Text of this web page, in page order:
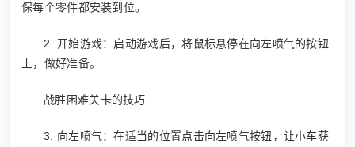
保每个零件都安装到位。
2. 开始游戏：启动游戏后，将鼠标悬停在向左喷气的按钮
上，做好准备。
战胜困难关卡的技巧
3. 向左喷气：在适当的位置点击向左喷气按钮，让小车获